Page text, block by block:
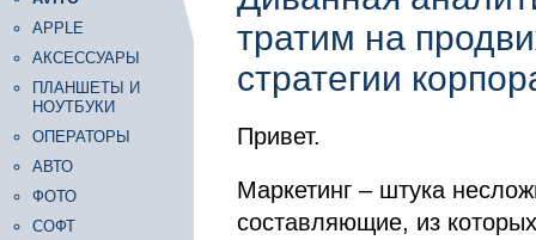
APPLE
АКСЕССУАРЫ
ПЛАНШЕТЫ И
НОУТБУКИ
ОПЕРАТОРЫ
АВТО
ФОТО
СОФТ
тратим на
стратегии
Привет.
Маркетинг – штука
составляющие, из